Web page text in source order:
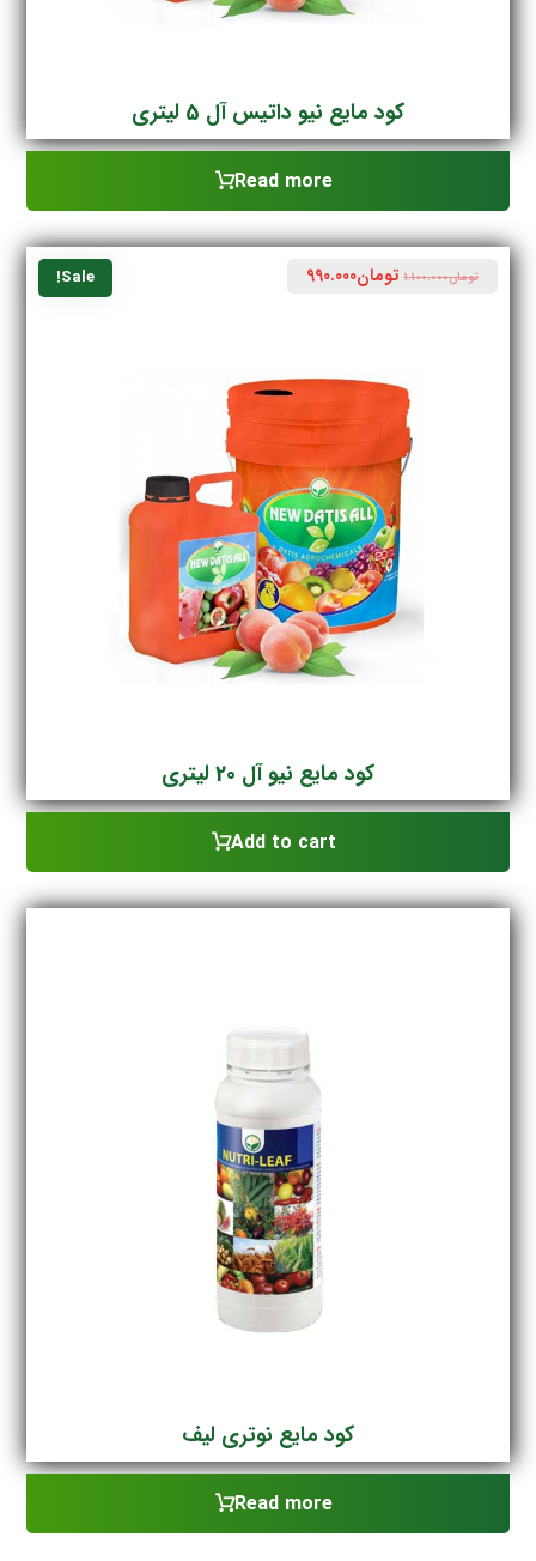
کود مایع نیو داتیس آل 5 لیتری
Read more
کود مایع نیو آل 20 لیتری
تومان1.100.000 تومان990.000
Sale!
Add to cart
کود مایع نوتری لیف
Read more